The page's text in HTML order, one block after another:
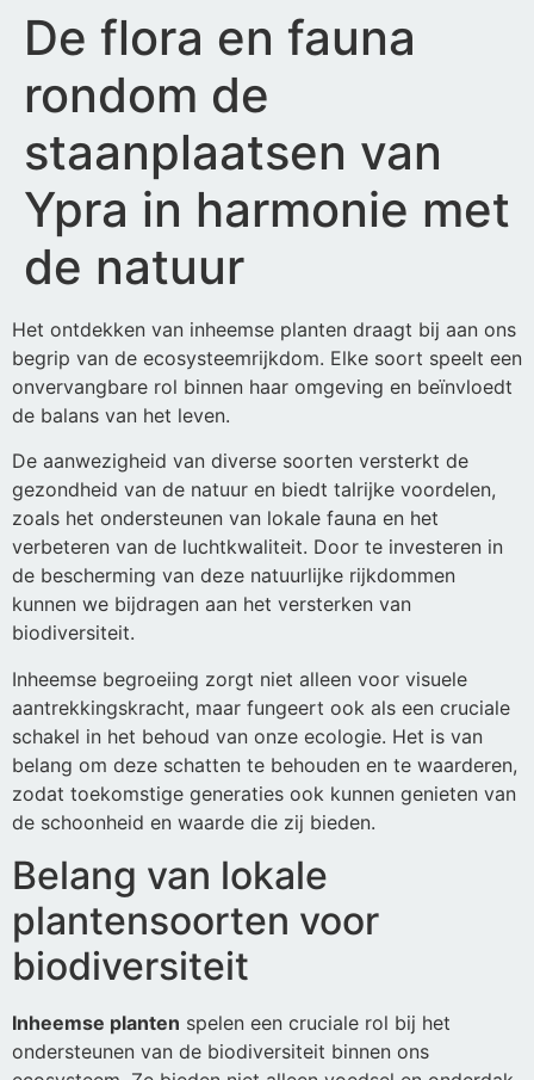
De flora en fauna
rondom de
staanplaatsen van
Ypra in harmonie met
de natuur
Het ontdekken van inheemse planten draagt bij aan ons
begrip van de ecosysteemrijkdom. Elke soort speelt een
onvervangbare rol binnen haar omgeving en beïnvloedt
de balans van het leven.
De aanwezigheid van diverse soorten versterkt de
gezondheid van de natuur en biedt talrijke voordelen,
zoals het ondersteunen van lokale fauna en het
verbeteren van de luchtkwaliteit. Door te investeren in
de bescherming van deze natuurlijke rijkdommen
kunnen we bijdragen aan het versterken van
biodiversiteit.
Inheemse begroeiing zorgt niet alleen voor visuele
aantrekkingskracht, maar fungeert ook als een cruciale
schakel in het behoud van onze ecologie. Het is van
belang om deze schatten te behouden en te waarderen,
zodat toekomstige generaties ook kunnen genieten van
de schoonheid en waarde die zij bieden.
Belang van lokale
plantensoorten voor
biodiversiteit
Inheemse planten spelen een cruciale rol bij het
ondersteunen van de biodiversiteit binnen ons